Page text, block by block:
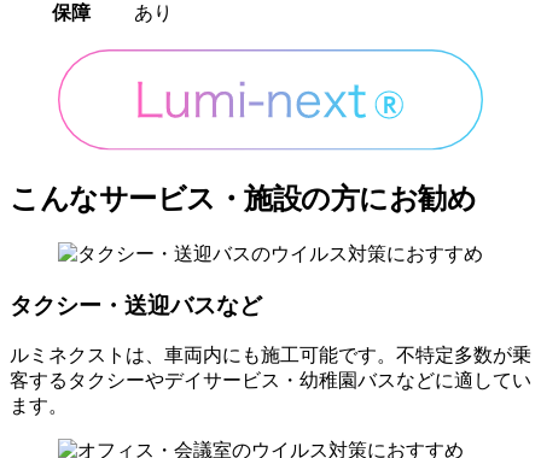
保障
あり
こんなサービス・施設の方にお勧め
タクシー・送迎バスなど
ルミネクストは、車両内にも施工可能です。不特定多数が乗
客するタクシーやデイサービス・幼稚園バスなどに適してい
ます。